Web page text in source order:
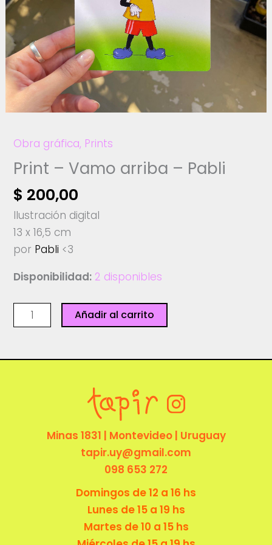
Obra gráfica, Prints
Print – Vamo arriba – Pabli
$ 200,00
Ilustración digital
13 x 16,5 cm
por Pabli <3
Disponibilidad: 2 disponibles
Print
-
arriba
Añadir al carrito
Minas 1831 | Montevideo | Uruguay
tapir.uy@gmail.com
098 653 272
Domingos de 12 a 16 hs
Lunes de 15 a 19 hs
Martes de 10 a 15 hs